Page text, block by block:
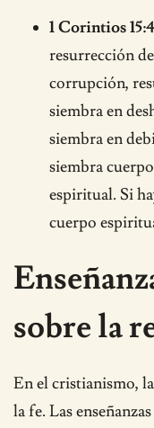
1 Corintios
resurrección
corrupción,
siembra en
siembra en
siembra
espiritual. Si
cuerpo
sobre la
En el cristianismo,
la fe. Las